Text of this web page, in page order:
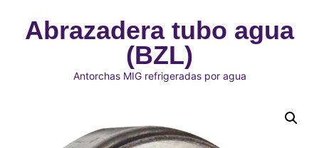
Abrazadera tubo agua
(BZL)
Antorchas MIG refrigeradas por agua